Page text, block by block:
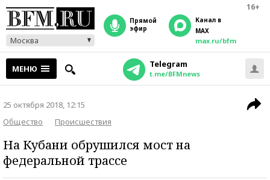
16+
Москва
прямой
эфир
Канал в
MAX
max.ru/bfm
МЕНЮ Telegram
t.me/BFMnews
25 октября 2018, 12:15
Общество
Происшествия
На Кубани обрушился мост на
федеральной трассе